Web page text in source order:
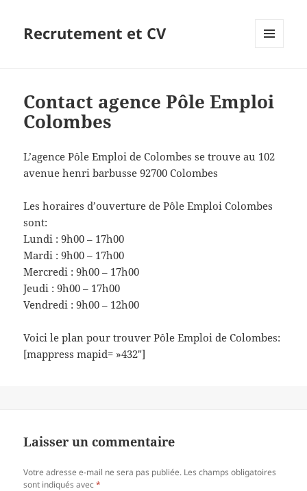
Recrutement et CV
Contact agence Pôle Emploi
Colombes
L’agence Pôle Emploi de Colombes se trouve au 102
avenue henri barbusse 92700 Colombes
Les horaires d’ouverture de Pôle Emploi Colombes
sont:
Lundi : 9h00 – 17h00
Mardi : 9h00 – 17h00
Mercredi : 9h00 – 17h00
Jeudi : 9h00 – 17h00
Vendredi : 9h00 – 12h00
Voici le plan pour trouver Pôle Emploi de Colombes:
[mappress mapid= »432″]
Laisser un commentaire
Votre adresse e-mail ne sera pas publiée. Les champs obligatoires
sont indiqués avec*